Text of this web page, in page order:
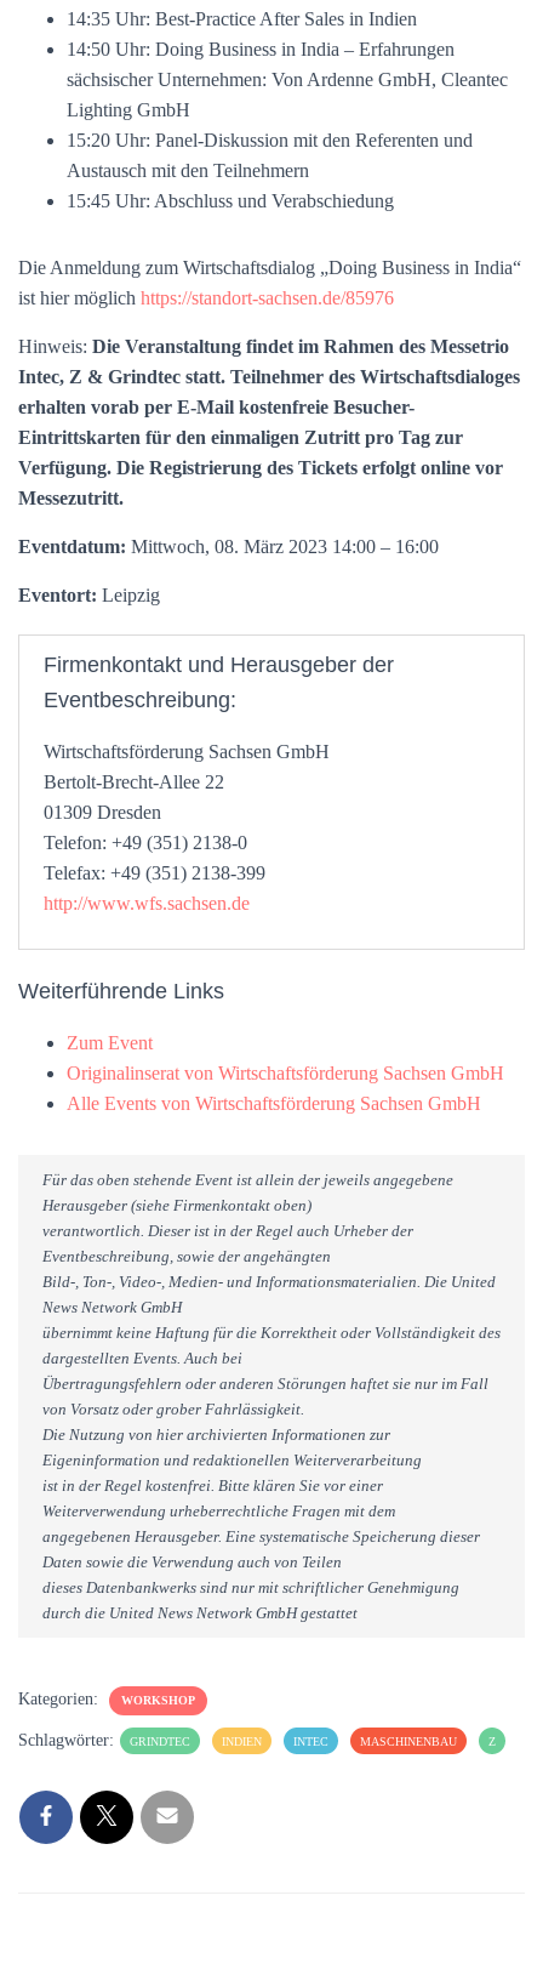
14:35 Uhr: Best-Practice After Sales in Indien
14:50 Uhr: Doing Business in India – Erfahrungen
sächsischer Unternehmen: Von Ardenne GmbH, Cleantec
Lighting GmbH
15:20 Uhr: Panel-Diskussion mit den Referenten und
Austausch mit den Teilnehmern
15:45 Uhr: Abschluss und Verabschiedung
Die Anmeldung zum Wirtschaftsdialog „Doing Business in India“
ist hier möglich https://standort-sachsen.de/85976
Hinweis: Die Veranstaltung findet im Rahmen des Messetrio
Intec, Z & Grindtec statt. Teilnehmer des Wirtschaftsdialoges
erhalten vorab per E-Mail kostenfreie Besucher-
Eintrittskarten für den einmaligen Zutritt pro Tag zur
Verfügung. Die Registrierung des Tickets erfolgt online vor
Messezutritt.
Eventdatum: Mittwoch, 08. März 2023 14:00 – 16:00
Eventort: Leipzig
Firmenkontakt und Herausgeber der
Eventbeschreibung:
Wirtschaftsförderung Sachsen GmbH
Bertolt-Brecht-Allee 22
01309 Dresden
Telefon: +49 (351) 2138-0
Telefax: +49 (351) 2138-399
http://www.wfs.sachsen.de
Weiterführende Links
Zum Event
Originalinserat von Wirtschaftsförderung Sachsen GmbH
Alle Events von Wirtschaftsförderung Sachsen GmbH
Für das oben stehende Event ist allein der jeweils angegebene
Herausgeber (siehe Firmenkontakt oben)
verantwortlich. Dieser ist in der Regel auch Urheber der
Eventbeschreibung, sowie der angehängten
Bild-, Ton-, Video-, Medien- und Informationsmaterialien. Die United
News Network GmbH
übernimmt keine Haftung für die Korrektheit oder Vollständigkeit des
dargestellten Events. Auch bei
Übertragungsfehlern oder anderen Störungen haftet sie nur im Fall
von Vorsatz oder grober Fahrlässigkeit.
Die Nutzung von hier archivierten Informationen zur
Eigeninformation und redaktionellen Weiterverarbeitung
ist in der Regel kostenfrei. Bitte klären Sie vor einer
Weiterverwendung urheberrechtliche Fragen mit dem
angegebenen Herausgeber. Eine systematische Speicherung dieser
Daten sowie die Verwendung auch von Teilen
dieses Datenbankwerks sind nur mit schriftlicher Genehmigung
durch die United News Network GmbH gestattet
Kategorien: WORKSHOP
Schlagwörter: GRINDTEC INDIEN INTEC MASCHINENBAU Z